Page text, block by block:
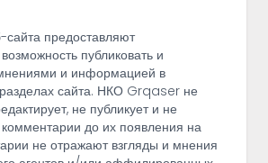
сайта предоставляют
публиковать и
и информацией в
сайта. НКО Grqaser не
не публикует и не
до их появления на
не отражают взгляды и мнения